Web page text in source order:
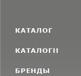
КАТАЛОГ
КАТАЛОГИ
БРЕНДЫ